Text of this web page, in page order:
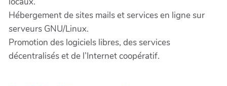
Hébergement de sites mails et services en ligne sur
serveurs GNU/Linux.
Promotion des logiciels libres, des services
décentralisés et de l’Internet coopératif.